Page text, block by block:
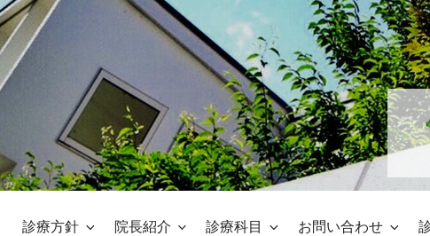
Skip
to
content
診療方針 院長紹介 診療科目 お問い合わせ